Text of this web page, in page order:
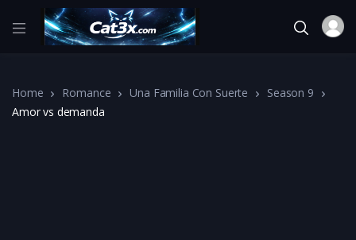
Home Romance Una Familia Con Suerte
Season 9
Amor vs demanda